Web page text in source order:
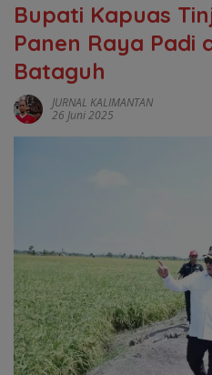
Bupati Kapuas
Panen Raya Padi
Bataguh
JURNAL KALIMANTAN
26 Juni 2025